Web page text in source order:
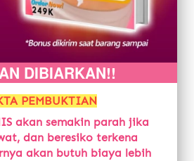
DIBIARKAN!!
PEMBUKTIAN
akan semakin parah jika
dan beresiko terkena
akan butuh biaya lebih